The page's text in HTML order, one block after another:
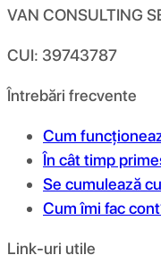
VAN CONSULTING
CUI: 39743787
Întrebări frecvente
Cum
În cât timp
Se cumulează
Cum îmi fac
Link-uri utile